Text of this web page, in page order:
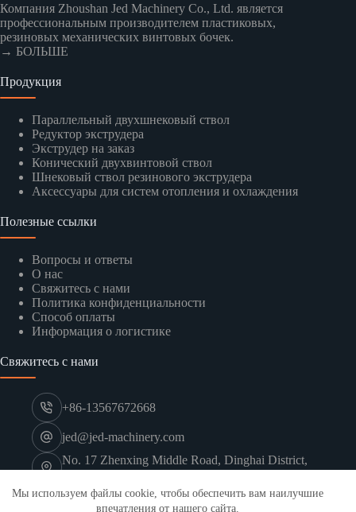
Мы используем файлы cookie, чтобы обеспечить вам наилучшие
впечатления от нашего сайта.
Компания Zhoushan Jed Machinery Co., Ltd. является
профессиональным производителем пластиковых,
резиновых механических винтовых бочек.
→ БОЛЬШЕ
Продукция
Параллельный двухшнековый ствол
Редуктор экструдера
Экструдер на заказ
Конический двухвинтовой ствол
Шнековый ствол резинового экструдера
Аксессуары для систем отопления и охлаждения
Полезные ссылки
Вопросы и ответы
О нас
Свяжитесь с нами
Политика конфиденциальности
Способ оплаты
Информация о логистике
Свяжитесь с нами
+86-13567672668
jed@jed-machinery.com
No. 17 Zhenxing Middle Road, Dinghai District,
Copyright ©2025 Zhoushan Jed Machinery Co, Ltd ，Все права
защищены.